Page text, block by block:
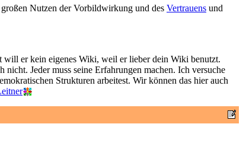
Nutzen der Vorbildwirkung und des Vertrauens und
will er kein eigenes Wiki, weil er lieber dein Wiki benutzt.
Jeder muss seine Erfahrungen machen. Ich versuche
Strukturen arbeitest. Wir können das hier auch